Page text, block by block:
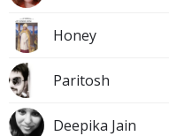
Honey
Paritosh
Deepika Jain